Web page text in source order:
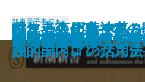
性愛英語の基礎知識
編集者の仕事―本の
る―
エコ亡国論
秘密諜報員ベート
眠れぬ夜の精神科―
の対話―
仕事で成長したい5
歴史を動かしたプ
女は男の指を見る
中国共産党を作った
日韓がタブーにす
新書電子書籍あり
これが「教養」だ
ヤフートピックス
強メディアの活用
ツキの波
衆愚の時代
小布施 まちづくり
信念を貫く
ちょっと田舎で暮
践的国内ロングス
お坊さんが隠すお
ん―日本語最後の
アホの壁